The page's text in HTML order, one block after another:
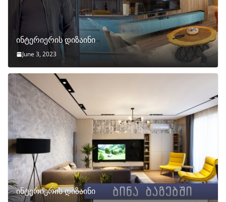
ინტერიერის დიზაინი
June 3, 2023
ინტერიერის დიზაინი